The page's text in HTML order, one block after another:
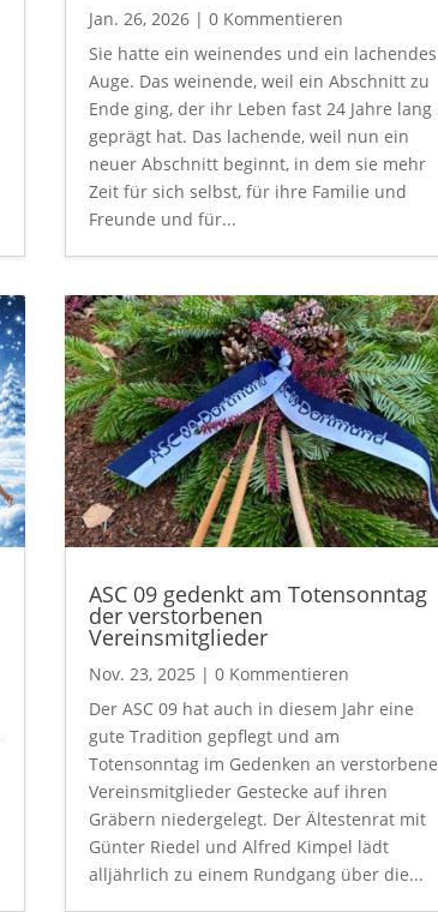
Jan. 26, 2026| 0 Kommentieren
Sie hatte ein weinendes und ein lachendes
Auge. Das weinende, weil ein Abschnitt zu
Ende ging, der ihr Leben fast 24 Jahre lang
geprägt hat. Das lachende, weil nun ein
neuer Abschnitt beginnt, in dem sie mehr
Zeit für sich selbst, für ihre Familie und
Freunde und für...
ASC 09 gedenkt am Totensonntag
der verstorbenen
Vereinsmitglieder
Nov. 23, 2025 | 0 Kommentieren
Der ASC 09 hat auch in diesem Jahr eine
gute Tradition gepflegt und am
Totensonntag im Gedenken an verstorbene
Vereinsmitglieder Gestecke auf ihren
Gräbern niedergelegt. Der Ältestenrat mit
Günter Riedel und Alfred Kimpel lädt
alljährlich zu einem Rundgang über die...